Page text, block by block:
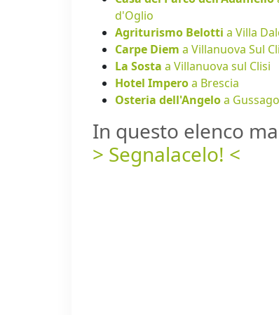
d'Oglio
Agriturismo Belotti a Villa
Carpe Diem a Villanuova Sul
La Sosta a Villanuova sul Clisi
Hotel Imperoa Brescia
Osteria dell'Angeloa Gussago
In questo elenco
> Segnalacelo! <